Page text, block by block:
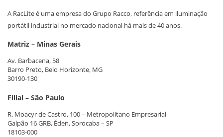
A RacLite é uma empresa do Grupo Racco, referência em iluminação
portátil industrial no mercado nacional há mais de 40 anos.
Matriz – Minas Gerais
Av. Barbacena, 58
Barro Preto, Belo Horizonte, MG
30190-130
Filial – São Paulo
R. Moacyr de Castro, 100 – Metropolitano Empresarial
Galpão 16 GRB, Éden, Sorocaba – SP
18103-000